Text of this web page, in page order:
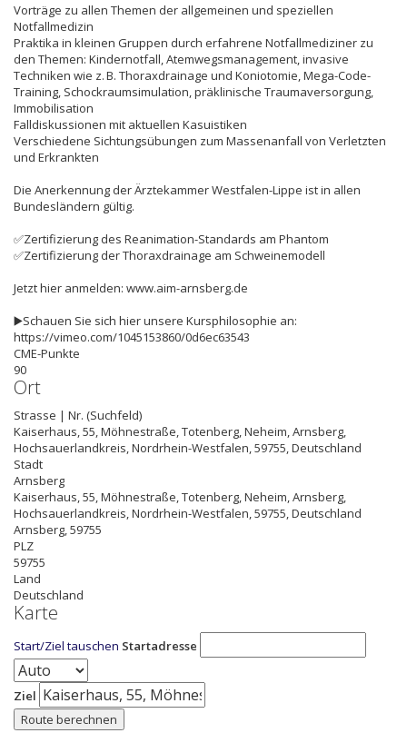
Vorträge zu allen Themen der allgemeinen und speziellen
Notfallmedizin
Praktika in kleinen Gruppen durch erfahrene Notfallmediziner zu
den Themen: Kindernotfall, Atemwegsmanagement, invasive
Techniken wie z. B. Thoraxdrainage und Koniotomie, Mega-Code-
Training, Schockraumsimulation, präklinische Traumaversorgung,
Immobilisation
Falldiskussionen mit aktuellen Kasuistiken
Verschiedene Sichtungsübungen zum Massenanfall von Verletzten
und Erkrankten
Die Anerkennung der Ärztekammer Westfalen-Lippe ist in allen
Bundesländern gültig.
✅Zertifizierung des Reanimation-Standards am Phantom
✅Zertifizierung der Thoraxdrainage am Schweinemodell
Jetzt hier anmelden: www.aim-arnsberg.de
▶️Schauen Sie sich hier unsere Kursphilosophie an:
https://vimeo.com/1045153860/0d6ec63543
CME-Punkte
90
Ort
Strasse | Nr. (Suchfeld)
Kaiserhaus, 55, Möhnestraße, Totenberg, Neheim, Arnsberg,
Hochsauerlandkreis, Nordrhein-Westfalen, 59755, Deutschland
Stadt
Arnsberg
Kaiserhaus, 55, Möhnestraße, Totenberg, Neheim, Arnsberg,
Hochsauerlandkreis, Nordrhein-Westfalen, 59755, Deutschland
Arnsberg,59755
PLZ
59755
Land
Deutschland
Karte
Start/Ziel tauschen Startadresse
Ziel
Route berechnen